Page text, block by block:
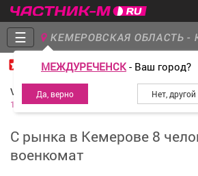
☰ КЕМЕРОВСКАЯ ОБЛАСТЬ -
МЕЖДУРЕЧЕНСК- Ваш город?
ГЛАВНАЯ ГРУППЫ НОВОСТИ
Главная
Группы
Объявления
VSE42.RU
1 июля 2026
С рынка в Кемерове 8
военкомат